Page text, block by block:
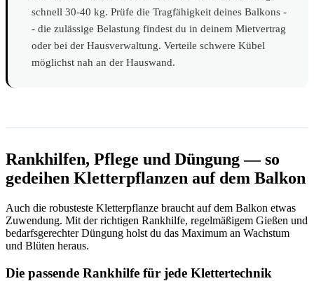
schnell 30-40 kg. Prüfe die Tragfähigkeit deines Balkons -
- die zulässige Belastung findest du in deinem Mietvertrag
oder bei der Hausverwaltung. Verteile schwere Kübel
möglichst nah an der Hauswand.
Rankhilfen, Pflege und Düngung — so
gedeihen Kletterpflanzen auf dem Balkon
Auch die robusteste Kletterpflanze braucht auf dem Balkon etwas
Zuwendung. Mit der richtigen Rankhilfe, regelmäßigem Gießen und
bedarfsgerechter Düngung holst du das Maximum an Wachstum
und Blüten heraus.
Die passende Rankhilfe für jede Klettertechnik